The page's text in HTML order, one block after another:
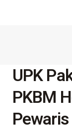
UPK
PKBM